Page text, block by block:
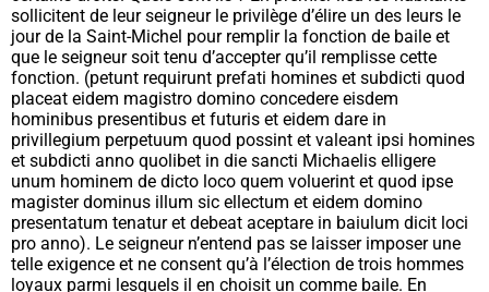
sollicitent de leur seigneur le privilège d’élire un des leurs le
jour de la Saint-Michel pour remplir la fonction de baile et
que le seigneur soit tenu d’accepter qu’il remplisse cette
fonction. (petunt requirunt prefati homines et subdicti quod
placeat eidem magistro domino concedere eisdem
hominibus presentibus et futuris et eidem dare in
privillegium perpetuum quod possint et valeant ipsi homines
et subdicti anno quolibet in die sancti Michaelis elligere
unum hominem de dicto loco quem voluerint et quod ipse
magister dominus illum sic ellectum et eidem domino
presentatum tenatur et debeat aceptare in baiulum dicit loci
pro anno). Le seigneur n’entend pas se laisser imposer une
telle exigence et ne consent qu’à l’élection de trois hommes
loyaux parmi lesquels il en choisit un comme baile. En